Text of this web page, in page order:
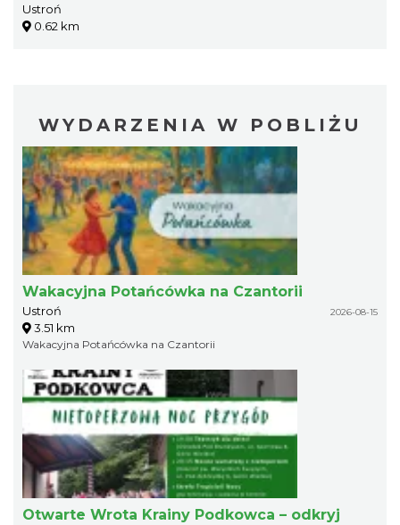
Ustroń
0.62 km
WYDARZENIA W POBLIŻU
Wakacyjna Potańcówka na Czantorii
Ustroń 2026-08-15
3.51 km
Wakacyjna Potańcówka na Czantorii
Otwarte Wrota Krainy Podkowca – odkryj